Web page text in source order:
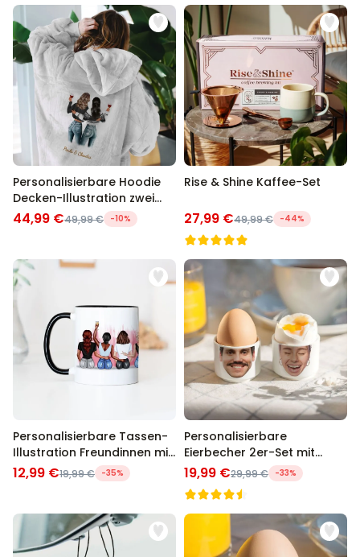
Personalisierbare Hoodie
Decken-Illustration zwei
Freundinnen
44,99 €49,99 € -10%
Rise & Shine Kaffee-Set
27,99 €49,99 € -44%
Personalisierbare Tassen-
Illustration Freundinnen mit
Text
12,99 €19,99 € -35%
Personalisierbare
Eierbecher 2er-Set mit
Gesicht
19,99 €29,99 € -33%